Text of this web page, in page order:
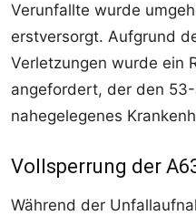
Verunfallte wurde
erstversorgt. Aufgrund
Verletzungen wurde ein
angefordert, der den
nahegelegenes
Vollsperrung der
Während der